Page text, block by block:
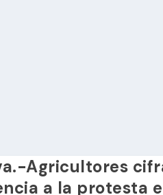
Agricultores
a la protesta